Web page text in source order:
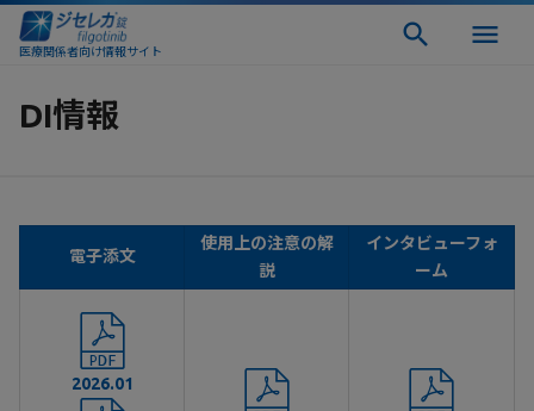
医療関係者向け情報サイト
DI情報
電子添文
使用上の注意の解
説
インタビューフォ
ーム
2026.01